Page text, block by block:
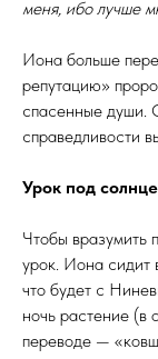
меня, ибо лучше
Иона больше
репутацию»
спасенные души.
справедливости
Урок под
Чтобы вразумить
урок. Иона сидит
что будет с
ночь растение (в
переводе —